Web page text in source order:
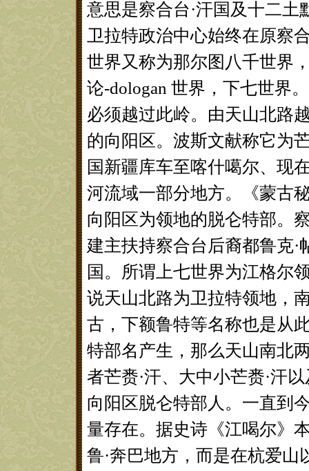
意思是察合台·汗国及十二土
卫拉特政治中心始终在原察
世界又称为那尔图八千世界
论-dologan 世界，下七世界
必须越过此岭。由天山北路
的向阳区。波斯文献称它为
国新疆库车至喀什噶尔、现
河流域一部分地方。《蒙古
向阳区为领地的脱仑特部。
建主扶持察合台后裔都鲁克·
国。所谓上七世界为江格尔
说天山北路为卫拉特领地，
古，下额鲁特等名称也是从
特部名产生，那么天山南北
者芒赉·汗、大中小芒赉·汗
向阳区脱仑特部人。一直到
量存在。据史诗《江喝尔》
鲁·奔巴地方，而是在杭爱